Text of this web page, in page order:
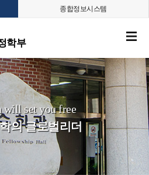
종합정보시스템
학부
will set you free
의 글로벌리더